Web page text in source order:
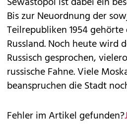
Bis zur Neuordnung der
Teilrepubliken 1954
Russland. Noch heute wird
Russisch gesprochen,
russische Fahne. Viele
beanspruchen die Stadt
Fehler im Artikel gefunden?